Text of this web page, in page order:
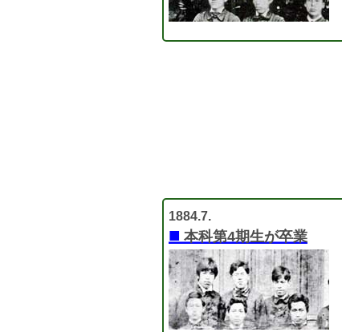
1884.7.
■ 本科第4期生が卒業